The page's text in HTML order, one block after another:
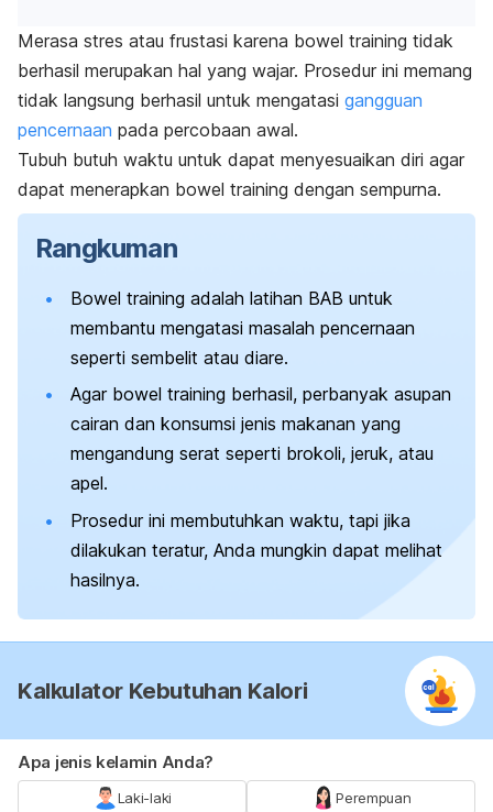
Merasa stres atau frustasi karena bowel training tidak
berhasil merupakan hal yang wajar. Prosedur ini memang
tidak langsung berhasil untuk mengatasi gangguan
pencernaan pada percobaan awal.
Tubuh butuh waktu untuk dapat menyesuaikan diri agar
dapat menerapkan bowel training dengan sempurna.
Rangkuman
Bowel training adalah latihan BAB untuk
membantu mengatasi masalah pencernaan
seperti sembelit atau diare.
Agar bowel training berhasil, perbanyak asupan
cairan dan konsumsi jenis makanan yang
mengandung serat seperti brokoli, jeruk, atau
apel.
Prosedur ini membutuhkan waktu, tapi jika
dilakukan teratur, Anda mungkin dapat melihat
hasilnya.
Kalkulator Kebutuhan Kalori
Apa jenis kelamin Anda?
Laki-laki Perempuan